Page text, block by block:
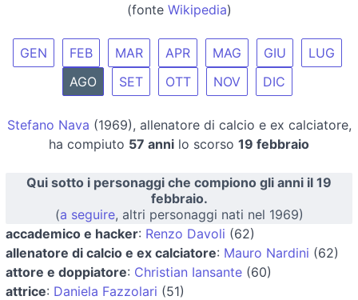
(fonte Wikipedia)
GEN FEB MAR APR MAG GIU
LUG
AGO
SET OTT NOV DIC
Stefano Nava (1969), allenatore di calcio e ex calciatore,
ha compiuto 57 anni lo scorso 19 febbraio
Qui sotto i personaggi che compiono gli anni il 19
febbraio.
(a seguire, altri personaggi nati nel 1969)
accademico e hacker: Renzo Davoli (62)
allenatore di calcio e ex calciatore: Mauro Nardini (62)
attore e doppiatore: Christian Iansante (60)
attrice: Daniela Fazzolari (51)